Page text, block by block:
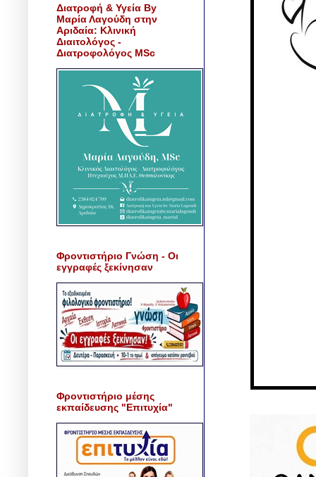
Διατροφή & Υγεία By
Μαρία Λαγούδη στην
Αριδαία: Κλινική
Διαιτολόγος -
Διατροφολόγος MSc
Φροντιστήριο Γνώση - Οι
εγγραφές ξεκίνησαν
Φροντιστήριο μέσης
εκπαίδευσης "Επιτυχία"